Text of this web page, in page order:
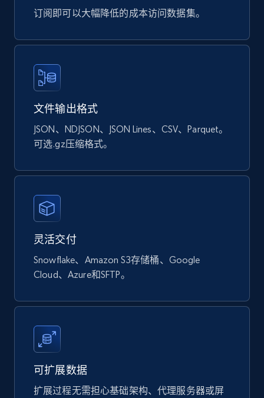
eCommerce
897+ 114+
URL, ID, Name, Sku, In stock, Regular price,
Actual price, Unit price, and more.
eCommerce
877+ 124+ 立即购买
URL, Product id, Title, Original price, Final price,
Discount rate, Currency, Description, and more.
订阅即可以大幅降低的成本访问数据集。
文件输出格式
JSON、NDJSON、JSON Lines、CSV、Parquet。
可选.gz压缩格式。
灵活交付
Snowflake、Amazon S3存储桶、Google
Cloud、Azure和SFTP。
可扩展数据
扩展过程无需担心基础架构、代理服务器或屏